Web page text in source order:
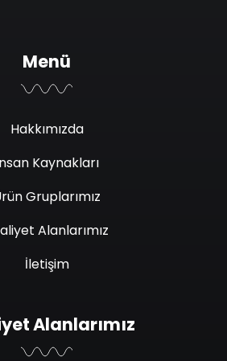
Menü
Hakkımızda
Kaynakları
Gruplarımız
Alanlarımız
İletişim
Alanlarımız